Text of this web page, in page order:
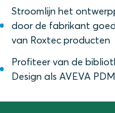
Stroomlijn het
door de fabrikant
van Roxtec producten
Profiteer van de
Design als AVEVA